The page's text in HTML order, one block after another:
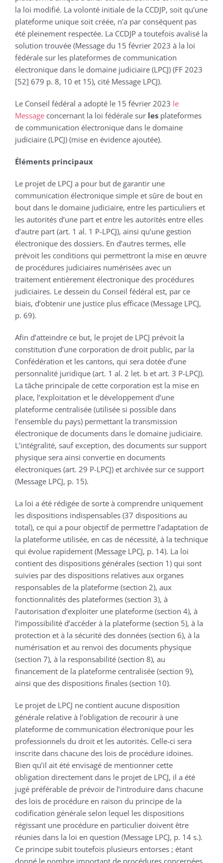
la loi modifié. La volonté initiale de la CCDJP, soit qu’une
plateforme unique soit créée, n’a par conséquent pas
été pleinement respectée. La CCDJP a toutefois avalisé la
solution trouvée (Message du 15 février 2023 à la loi
fédérale sur les plateformes de communication
électronique dans le domaine judiciaire (LPCJ) (FF 2023
[52] 679 p. 8, 10 et 15), cité Message LPCJ).
Le Conseil fédéral a adopté le 15 février 2023 le
Messageconcernant la loi fédérale sur lesplateformes
de communication électronique dans le domaine
judiciaire (LPCJ) (mise en évidence ajoutée).
Éléments principaux
Le projet de LPCJ a pour but de garantir une
communication électronique simple et sûre de bout en
bout dans le domaine judiciaire, entre les particuliers et
les autorités d’une part et entre les autorités entre elles
d’autre part (art. 1 al. 1 P-LPCJ), ainsi qu’une gestion
électronique des dossiers. En d’autres termes, elle
prévoit les conditions qui permettront la mise en œuvre
de procédures judiciaires numérisées avec un
traitement entièrement électronique des procédures
judiciaires. Le dessein du Conseil fédéral est, par ce
biais, d’obtenir une justice plus efficace (Message LPCJ,
p. 69).
Afin d’atteindre ce but, le projet de LPCJ prévoit la
constitution d’une corporation de droit public, par la
Confédération et les cantons, qui sera dotée d’une
personnalité juridique (art. 1 al. 2 let. b et art. 3 P-LPCJ).
La tâche principale de cette corporation est la mise en
place, l’exploitation et le développement d’une
plateforme centralisée (utilisée si possible dans
l’ensemble du pays) permettant la transmission
électronique de documents dans le domaine judiciaire.
L’intégralité, sauf exception, des documents sur support
physique sera ainsi convertie en documents
électroniques (art. 29 P-LPCJ) et archivée sur ce support
(Message LPCJ, p. 15).
La loi a été rédigée de sorte à comprendre uniquement
les dispositions indispensables (37 dispositions au
total), ce qui a pour objectif de permettre l’adaptation de
la plateforme utilisée, en cas de nécessité, à la technique
qui évolue rapidement (Message LPCJ, p. 14). La loi
contient des dispositions générales (section 1) qui sont
suivies par des dispositions relatives aux organes
responsables de la plateforme (section 2), aux
fonctionnalités des plateformes (section 3), à
l’autorisation d’exploiter une plateforme (section 4), à
l’impossibilité d’accéder à la plateforme (section 5), à la
protection et à la sécurité des données (section 6), à la
numérisation et au renvoi des documents physique
(section 7), à la responsabilité (section 8), au
financement de la plateforme centralisée (section 9),
ainsi que des dispositions finales (section 10).
Le projet de LPCJ ne contient aucune disposition
générale relative à l’obligation de recourir à une
plateforme de communication électronique pour les
professionnels du droit et les autorités. Celle-ci sera
inscrite dans chacune des lois de procédure idoines.
Bien qu’il ait été envisagé de mentionner cette
obligation directement dans le projet de LPCJ, il a été
jugé préférable de prévoir de l’introduire dans chacune
des lois de procédure en raison du principe de la
codification générale selon lequel les dispositions
régissant une procédure en particulier doivent être
réunies dans la loi en question (Message LPCJ, p. 14 s.).
Ce principe subit toutefois plusieurs entorses ; étant
donné le nombre important de procédures concernées,